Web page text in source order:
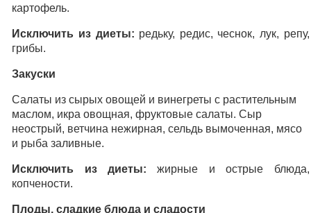
картофель.
Исключить из диеты: редьку, редис, чеснок, лук, репу,
грибы.
Закуски
Салаты из сырых овощей и винегреты с растительным
маслом, икра овощная, фруктовые салаты. Сыр
неострый, ветчина нежирная, сельдь вымоченная, мясо
и рыба заливные.
Исключить из диеты: жирные и острые блюда,
копчености.
Плоды, сладкие блюда и сладости